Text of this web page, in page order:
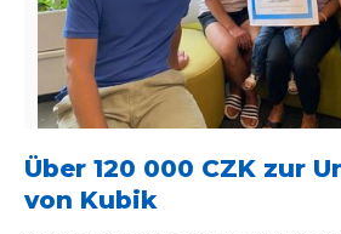
Über 120 000 CZK zur
von Kubik